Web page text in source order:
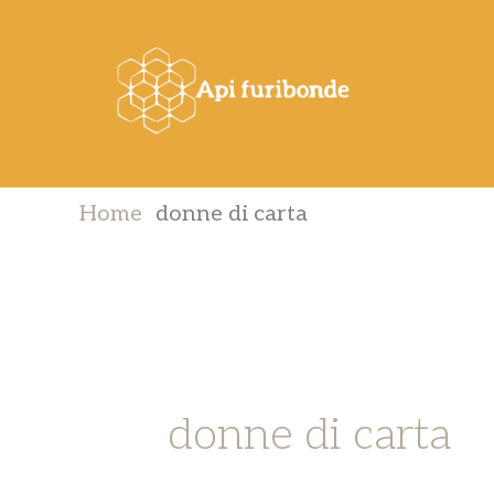
Home donne di carta
donne di carta